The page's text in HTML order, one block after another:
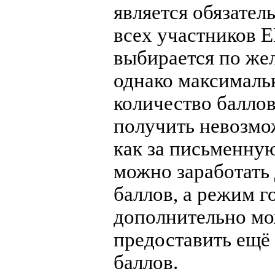
является
всех участников
выбирается по
однако
количество
получить
как за
можно
баллов, а режим
дополнительно
предоставить ещё
баллов.